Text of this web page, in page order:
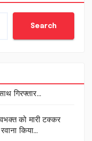
Search
गिरफ्तार…
को मारी टक्कर
किया…